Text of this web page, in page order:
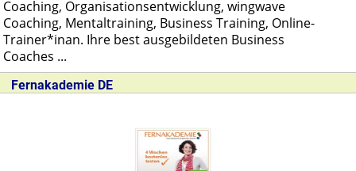
Coaching, Organisationsentwicklung, wingwave
Coaching, Mentaltraining, Business Training, Online-
Trainer*inan. Ihre best ausgebildeten Business
Coaches ...
Fernakademie DE